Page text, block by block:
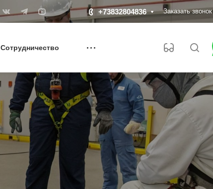
+73832804836 Заказать звонок
Сотрудничество